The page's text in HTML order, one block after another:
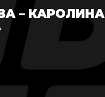
– КАРОЛИНА